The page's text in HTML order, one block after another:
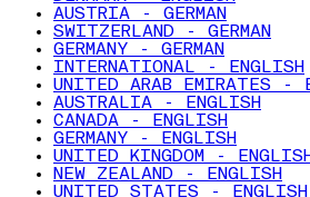
AUSTRIA - GERMAN
SWITZERLAND - GERMAN
GERMANY - GERMAN
INTERNATIONAL - ENGLISH
UNITED ARAB EMIRATES -
AUSTRALIA - ENGLISH
CANADA - ENGLISH
GERMANY - ENGLISH
UNITED KINGDOM - ENGLISH
NEW ZEALAND - ENGLISH
UNITED STATES - ENGLISH